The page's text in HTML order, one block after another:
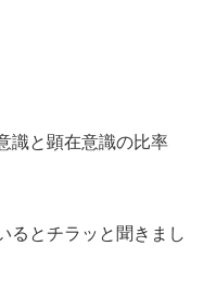
識と顕在意識の比率
るとチラッと聞きまし